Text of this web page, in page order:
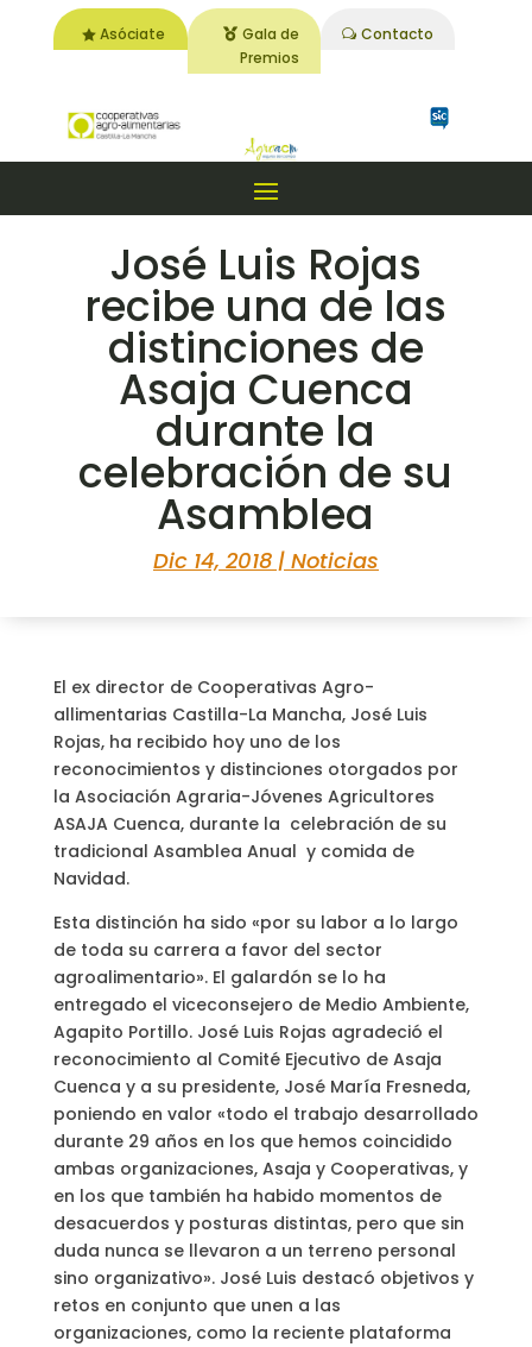
Asóciate
Gala de
Premios
Contacto
José Luis Rojas
recibe una de las
distinciones de
Asaja Cuenca
durante la
celebración de su
Asamblea
Dic 14, 2018| Noticias
El ex director de Cooperativas Agro-
allimentarias Castilla-La Mancha, José Luis
Rojas, ha recibido hoy uno de los
reconocimientos y distinciones otorgados por
la Asociación Agraria-Jóvenes Agricultores
ASAJA Cuenca, durante la celebración de su
tradicional Asamblea Anual y comida de
Navidad.
Esta distinción ha sido «por su labor a lo largo
de toda su carrera a favor del sector
agroalimentario». El galardón se lo ha
entregado el viceconsejero de Medio Ambiente,
Agapito Portillo. José Luis Rojas agradeció el
reconocimiento al Comité Ejecutivo de Asaja
Cuenca y a su presidente, José María Fresneda,
poniendo en valor «todo el trabajo desarrollado
durante 29 años en los que hemos coincidido
ambas organizaciones, Asaja y Cooperativas, y
en los que también ha habido momentos de
desacuerdos y posturas distintas, pero que sin
duda nunca se llevaron a un terreno personal
sino organizativo». José Luis destacó objetivos y
retos en conjunto que unen a las
organizaciones, como la reciente plataforma